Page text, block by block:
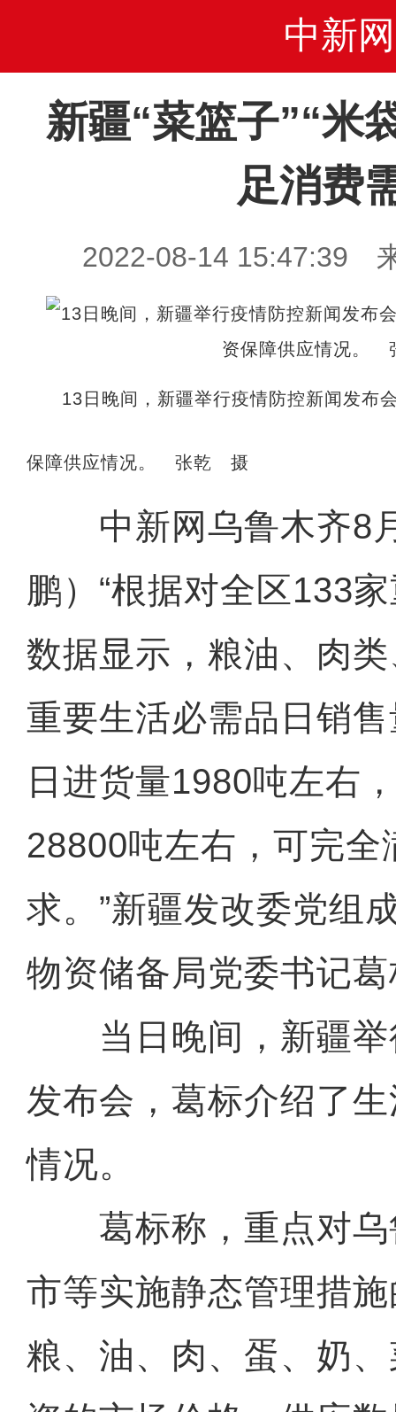
中新网
新疆“菜篮子”“米
足消费
2022-08-14 15:47:39
13日晚间，新疆举行疫情防控新闻发布
保障供应情况。 张乾 摄
中新网乌鲁木齐8
鹏）“根据对全区133
数据显示，粮油、肉
重要生活必需品日销
日进货量1980吨左右
28800吨左右，可完全
求。”新疆发改委党组
物资储备局党委书记
当日晚间，新疆举
发布会，葛标介绍了
情况。
葛标称，重点对乌
市等实施静态管理措
粮、油、肉、蛋、奶